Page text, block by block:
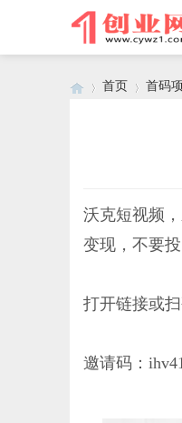
首页 首码
沃克短视频
变现，不要
打开链接或扫
邀请码：